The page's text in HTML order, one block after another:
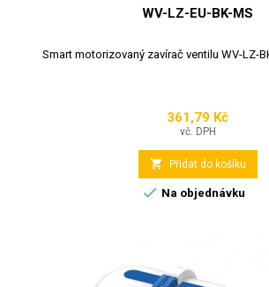
WV-LZ-EU-BK-MS
Smart motorizovaný zavírač ventilu WV-LZ-
Cena
361,79 Kč
vč. DPH
 Přidat do košíku
 Na objednávku